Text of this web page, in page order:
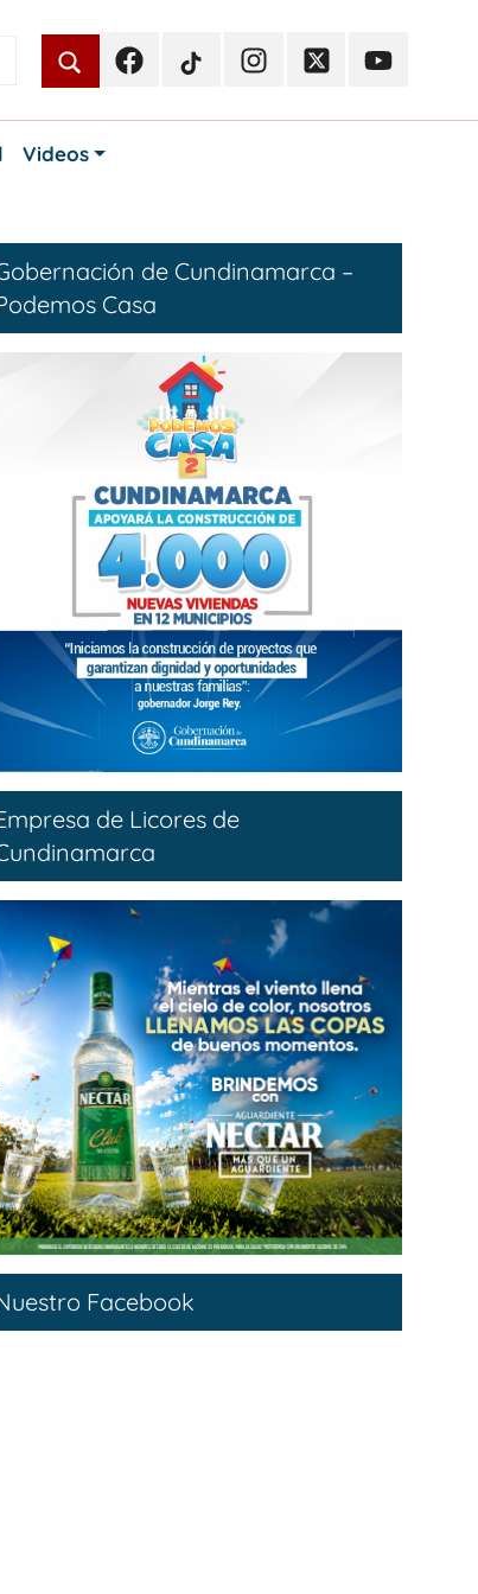
FacebookTikTokInstagramTwitterYoutube
Videos
de Cundinamarca –
Casa
de Licores de
Facebook